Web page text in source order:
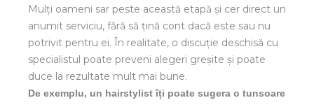
Mulți oameni sar peste această etapă și cer direct un
anumit serviciu, fără să țină cont dacă este sau nu
potrivit pentru ei. În realitate, o discuție deschisă cu
specialistul poate preveni alegeri greșite și poate
duce la rezultate mult mai bune.
De exemplu, un hairstylist îți poate sugera o tunsoare